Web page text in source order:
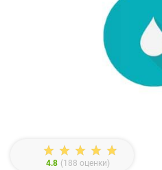
4.8 (188 оценки)